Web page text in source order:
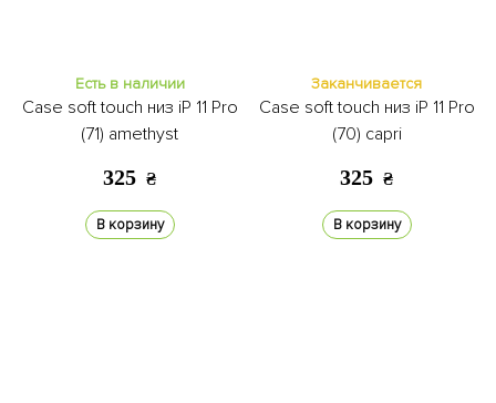
Есть в наличии
Case soft touch низ iP 11 Pro
(71) amethyst
325 ₴
В корзину
Заканчивается
Case soft touch низ iP 11 Pro
(70) capri
325 ₴
В корзину